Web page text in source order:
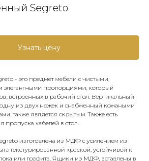
Segreto
Узнать цену
- это предмет мебели с чистыми,
пропорциями, который
встроенных в рабочий стол. Вертикальный
из двух ножек и снабженный кожаными
также является скрытым. Также есть
пропуска кабелей в стол.
изготовлена из МДФ с усилением из
текстурированной краской, устойчивой к
или графита. Ящики из МДФ, вставлены в